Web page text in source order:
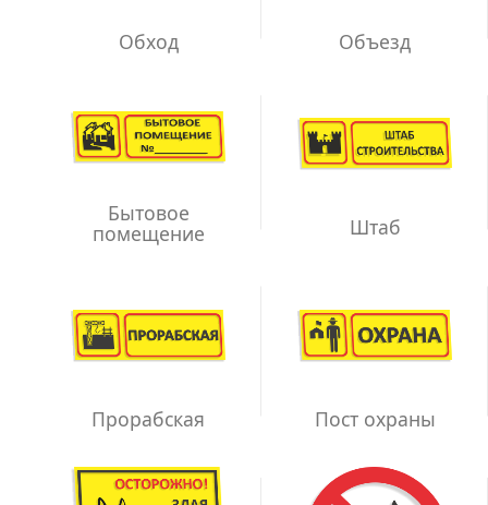
Обход Объезд
Бытовое
помещение Штаб
Прорабская Пост охраны